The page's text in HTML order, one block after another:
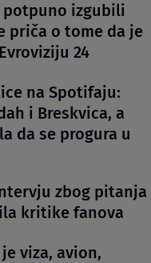
potpuno izgubili
priča o tome da je
24
na Spotifaju:
i Breskvica, a
da se progura u
zbog pitanja
kritike fanova
viza, avion,